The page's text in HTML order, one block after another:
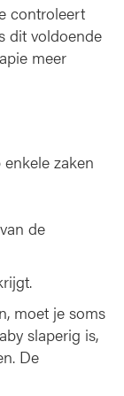
controleert
dit voldoende
meer
zaken
de
moet je soms
slaperig is,
De